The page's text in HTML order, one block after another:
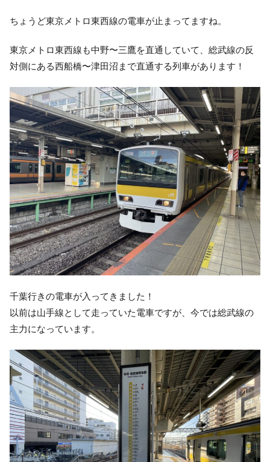
ちょうど東京メトロ東西線の電車が止まってますね。
東京メトロ東西線も中野〜三鷹を直通していて、総武線の反
対側にある西船橋〜津田沼まで直通する列車があります！
千葉行きの電車が入ってきました！
以前は山手線として走っていた電車ですが、今では総武線の
主力になっています。